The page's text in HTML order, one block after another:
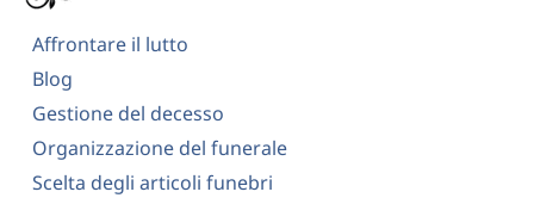
Affrontare il lutto
Blog
Gestione del decesso
Organizzazione del funerale
Scelta degli articoli funebri